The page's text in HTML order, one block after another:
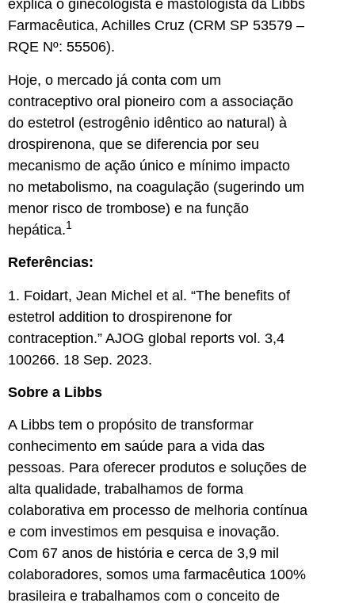
explica o ginecologista e mastologista da Libbs
Farmacêutica, Achilles Cruz (CRM SP 53579 –
RQE Nº: 55506).
Hoje, o mercado já conta com um
contraceptivo oral pioneiro com a associação
do estetrol (estrogênio idêntico ao natural) à
drospirenona, que se diferencia por seu
mecanismo de ação único e mínimo impacto
no metabolismo, na coagulação (sugerindo um
menor risco de trombose) e na função
hepática.1
Referências:
1. Foidart, Jean Michel et al. “The benefits of
estetrol addition to drospirenone for
contraception.” AJOG global reports vol. 3,4
100266. 18 Sep. 2023.
Sobre a Libbs
A Libbs tem o propósito de transformar
conhecimento em saúde para a vida das
pessoas. Para oferecer produtos e soluções de
alta qualidade, trabalhamos de forma
colaborativa em processo de melhoria contínua
e com investimos em pesquisa e inovação.
Com 67 anos de história e cerca de 3,9 mil
colaboradores, somos uma farmacêutica 100%
brasileira e trabalhamos com o conceito de